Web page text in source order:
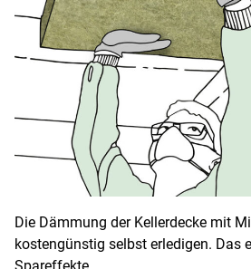
Die Dämmung der Kellerdecke mit
kostengünstig selbst erledigen. Das